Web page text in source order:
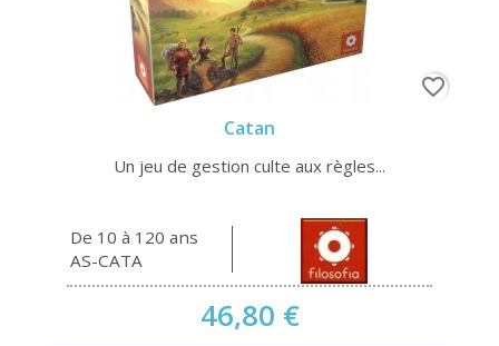
Catan
Un jeu de gestion culte aux règles...
De 10 à 120 ans
AS-CATA
46,80 €
favorite_border